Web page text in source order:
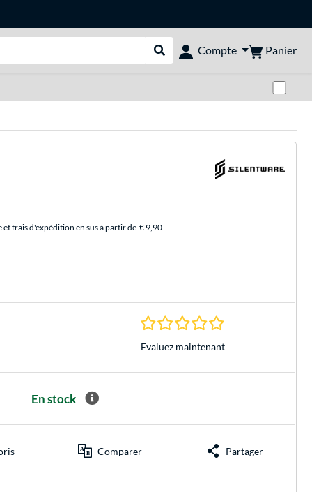
Rechercher dans le shop
Compte Panier
et frais d'expédition en sus à partir de € 9,90
0.0 Étoiles à 0
Evaluez maintenant
En stock
Comparer Partager